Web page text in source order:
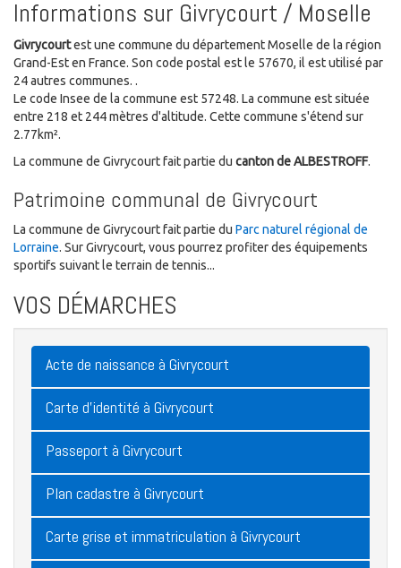
Informations sur Givrycourt / Moselle
Givrycourtest une commune du département Moselle de la région
Grand-Est en France. Son code postal est le 57670, il est utilisé par
24 autres communes. .
Le code Insee de la commune est 57248. La commune est située
entre 218 et 244 mètres d'altitude. Cette commune s'étend sur
2.77km².
La commune de Givrycourt fait partie du canton de ALBESTROFF.
Patrimoine communal de Givrycourt
La commune de Givrycourt fait partie du Parc naturel régional de
Lorraine. Sur Givrycourt, vous pourrez profiter des équipements
sportifs suivant le terrain de tennis...
VOS DÉMARCHES
Acte de naissance à Givrycourt
Carte d'identité à Givrycourt
Passeport à Givrycourt
Plan cadastre à Givrycourt
Carte grise et immatriculation à Givrycourt